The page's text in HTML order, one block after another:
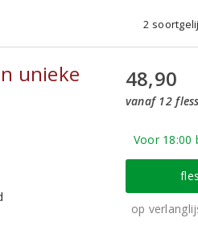
2
unieke 48,90
vanaf 12
Voor 18:00
fles
op